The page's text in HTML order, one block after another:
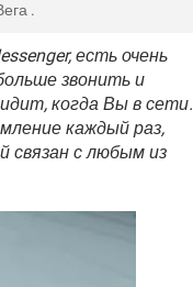
.
есть очень
звонить и
когда Вы в сети.
каждый раз,
связан с любым из